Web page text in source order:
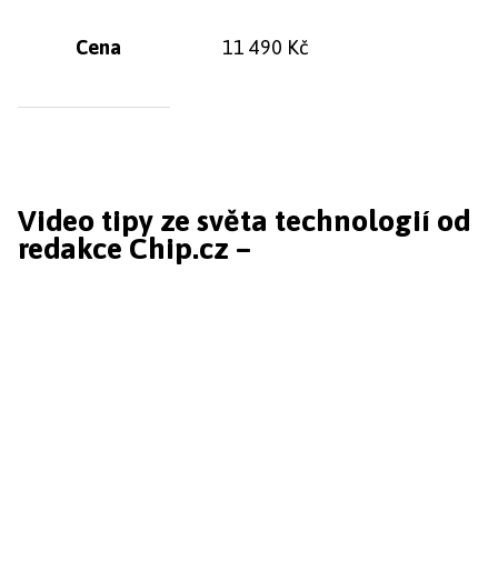
Cena 11 490 Kč
Video tipy ze světa technologií od
redakce Chip.cz –